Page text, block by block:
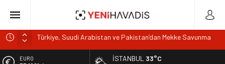
Anlaşması
Gıdada Güven Nerede Başlıyor, Nerede Bitiyor?
EURO İSTANBUL 33°C